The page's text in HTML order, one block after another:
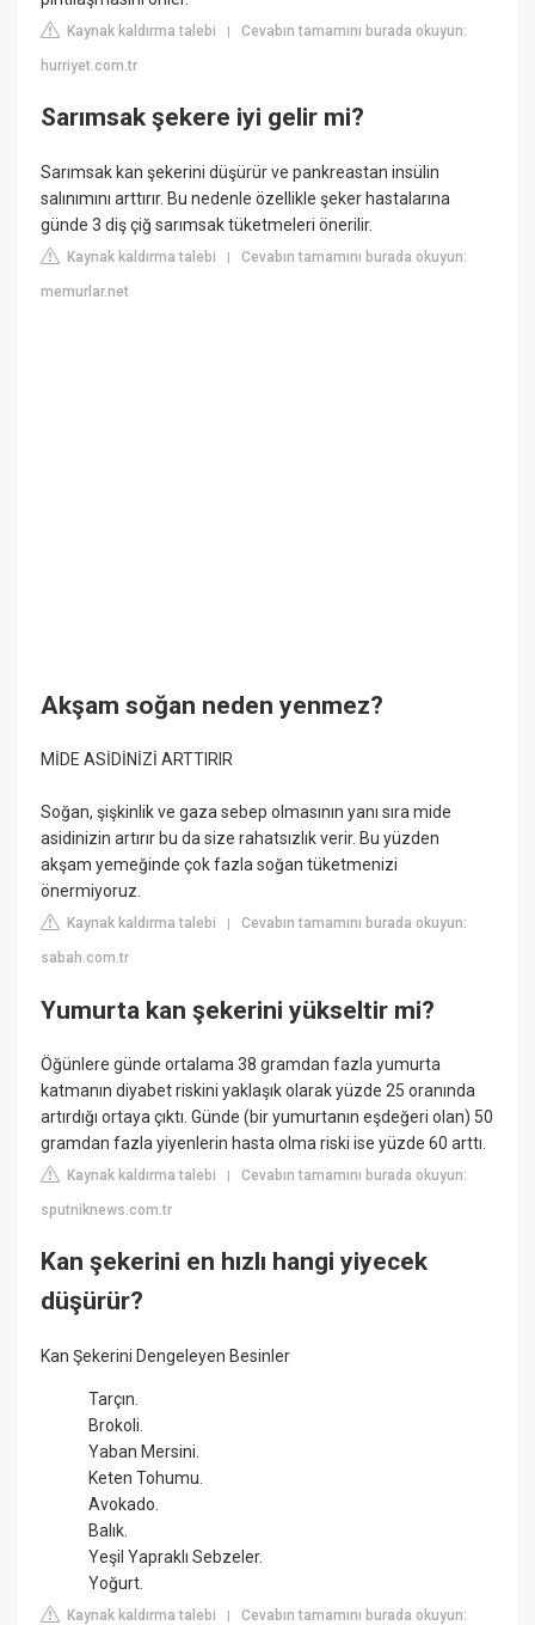
Kaynak kaldırma talebi |Cevabın tamamını burada okuyun:
hurriyet.com.tr
Sarımsak şekere iyi gelir mi?
Sarımsak kan şekerini düşürür ve pankreastan insülin
salınımını arttırır. Bu nedenle özellikle şeker hastalarına
günde 3 diş çiğ sarımsak tüketmeleri önerilir.
Kaynak kaldırma talebi |Cevabın tamamını burada okuyun:
memurlar.net
Akşam soğan neden yenmez?
MİDE ASİDİNİZİ ARTTIRIR
Soğan, şişkinlik ve gaza sebep olmasının yanı sıra mide
asidinizin artırır bu da size rahatsızlık verir. Bu yüzden
akşam yemeğinde çok fazla soğan tüketmenizi
önermiyoruz.
Kaynak kaldırma talebi |Cevabın tamamını burada okuyun:
sabah.com.tr
Yumurta kan şekerini yükseltir mi?
Öğünlere günde ortalama 38 gramdan fazla yumurta
katmanın diyabet riskini yaklaşık olarak yüzde 25 oranında
artırdığı ortaya çıktı. Günde (bir yumurtanın eşdeğeri olan) 50
gramdan fazla yiyenlerin hasta olma riski ise yüzde 60 arttı.
Kaynak kaldırma talebi |Cevabın tamamını burada okuyun:
sputniknews.com.tr
Kan şekerini en hızlı hangi yiyecek
düşürür?
Kan Şekerini Dengeleyen Besinler
Tarçın.
Brokoli.
Yaban Mersini.
Keten Tohumu.
Avokado.
Balık.
Yeşil Yapraklı Sebzeler.
Yoğurt.
Kaynak kaldırma talebi |Cevabın tamamını burada okuyun: